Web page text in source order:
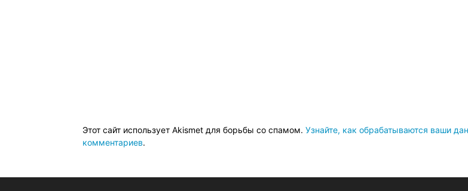
Этот сайт использует Akismet для борьбы со спамом. Узнайте, как обрабатываются ваши
комментариев.